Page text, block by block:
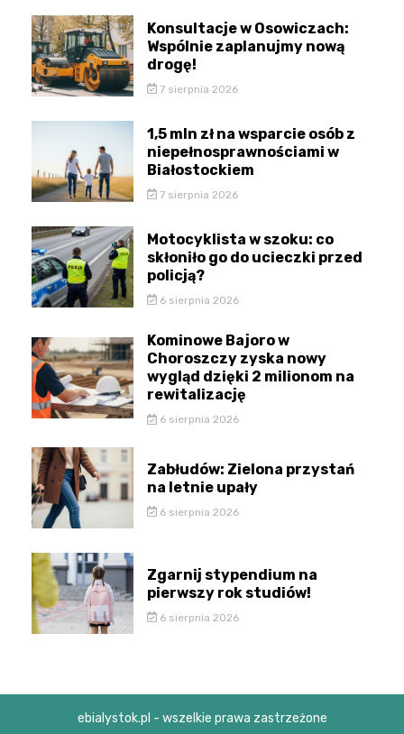
Konsultacje w Osowiczach:
Wspólnie zaplanujmy nową
drogę!
7 sierpnia 2026
1,5 mln zł na wsparcie osób z
niepełnosprawnościami w
Białostockiem
7 sierpnia 2026
Motocyklista w szoku: co
skłoniło go do ucieczki przed
policją?
6 sierpnia 2026
Kominowe Bajoro w
Choroszczy zyska nowy
wygląd dzięki 2 milionom na
rewitalizację
6 sierpnia 2026
Zabłudów: Zielona przystań
na letnie upały
6 sierpnia 2026
Zgarnij stypendium na
pierwszy rok studiów!
6 sierpnia 2026
ebialystok.pl - wszelkie prawa zastrzeżone